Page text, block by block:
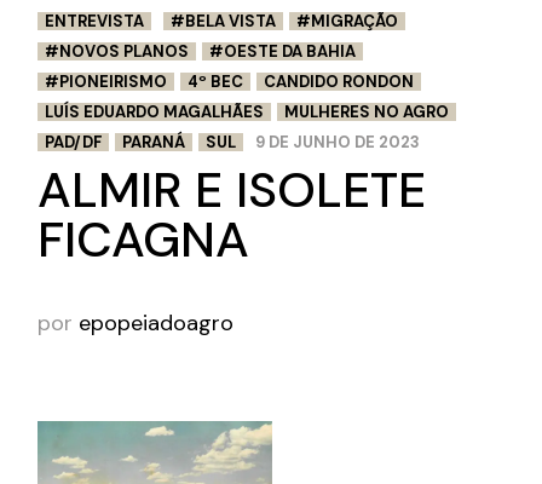
ENTREVISTA #BELA VISTA
#MIGRAÇÃO
#NOVOS PLANOS
#OESTE DA BAHIA
#PIONEIRISMO
4º BEC
CANDIDO RONDON
LUÍS EDUARDO MAGALHÃES
MULHERES NO AGRO
PAD/DF
PARANÁ SUL 9 DE JUNHO DE 2023
ALMIR E ISOLETE
FICAGNA
por epopeiadoagro